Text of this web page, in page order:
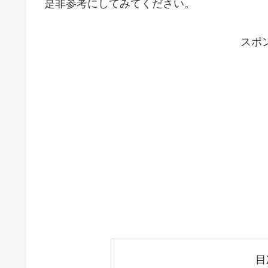
是非参考にしてみてください。
スポ